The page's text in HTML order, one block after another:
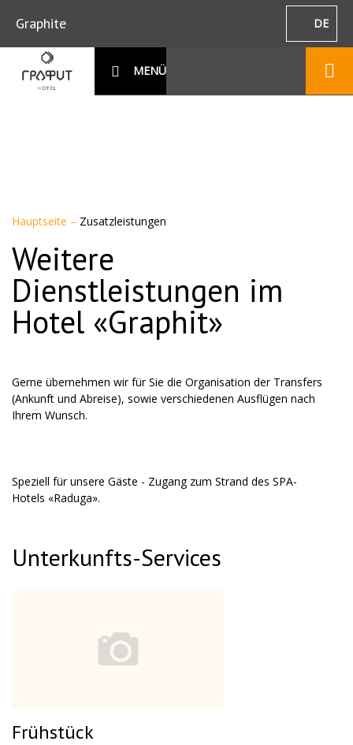
Graphite DE
MENÜ
Hauptseite – Zusatzleistungen
Weitere
Dienstleistungen im
Hotel «Graphit»
Gerne übernehmen wir für Sie die Organisation der Transfers
(Ankunft und Abreise), sowie verschiedenen Ausflügen nach
Speziell für unsere Gäste - Zugang zum Strand des SPA-
Unterkunfts-Services
Frühstück